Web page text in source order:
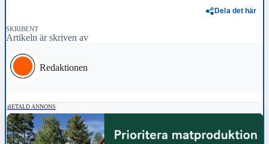
Dela det här
SKRIBENT
Artikeln är skriven av
Redaktionen
BETALD ANNONS